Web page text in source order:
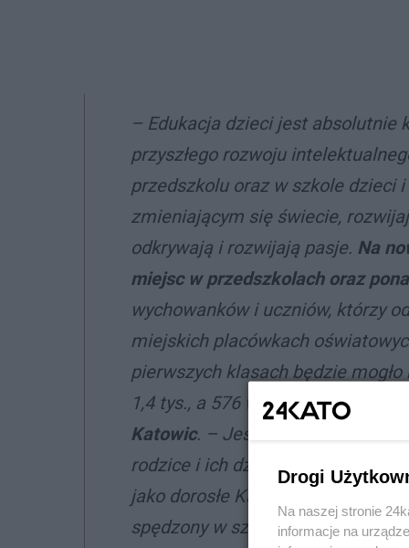
– Edukacja dzieci jest absolutnie
przyszłego rozwoju
przedszkolu oraz w szkole dzieci
zmieniającym się świecie,
odkrywają i rozwijają pasje. Na
miejsc w przedszkolach oraz
wychowanków i uczniów, którzy
miejskich placówkach
pierwszych klasach będzie
1,4 tys., a 576 w branżowych
Katowic. – Jestem przekonany,
rodzice i ich dzieci znajdą dla
jako dorosłe Katowiczanki i
spędzony w szkole – dodaje
Drogi
Na naszej stronie
informacje na